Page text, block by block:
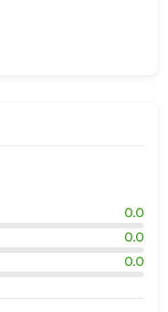
0.0
0.0
0.0